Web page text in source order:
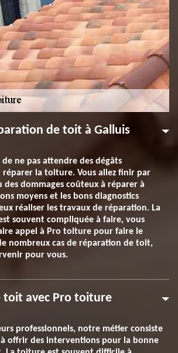
de toit à Galluis
de ne pas attendre des dégâts
réparer la toiture. Vous allez finir par
des dommages coûteux à réparer à
moyens et les bons diagnostics
réaliser les travaux de réparation. La
souvent compliquée à faire, vous
appel à Pro toiture pour faire le
nombreux cas de réparation de toit,
pour vous.
toit avec Pro toiture
professionnels, notre métier consiste
offrir des interventions pour la bonne